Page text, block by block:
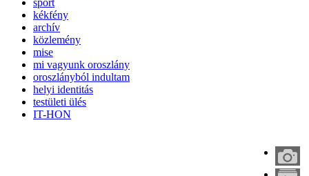
kékfény
archív
közlemény
mise
mi vagyunk oroszlány
oroszlányból indultam
helyi identitás
testületi ülés
IT-HON